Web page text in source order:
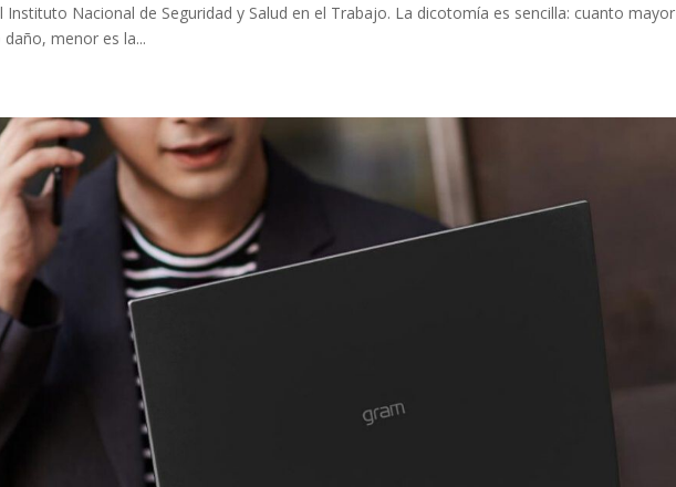
Instituto Nacional de Seguridad y Salud en el Trabajo. La dicotomía es sencilla: cuanto mayor
menor es la...